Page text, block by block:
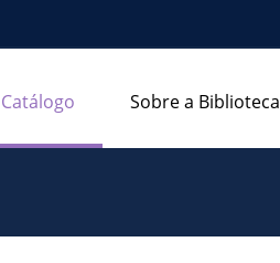
Catálogo Sobre a Biblioteca